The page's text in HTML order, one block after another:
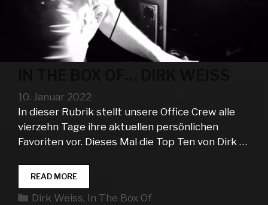
10. Januar 2022
In dieser Rubrik stellt unsere Office Crew alle
vierzehn Tage ihre aktuellen persönlichen
Favoriten vor. Dieses Mal die Top Ten von Dirk …
READ MOREIN
THE
BOX
Kategorien
Dirk Weiss, In The Box Of